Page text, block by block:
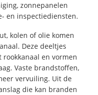
zonnepanelen
en inspectiediensten.
kolen of olie komen
Deze deeltjes
en vormen
Vaste brandstoffen,
vervuiling. Uit de
die kan branden